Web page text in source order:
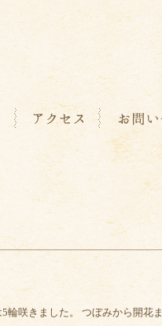
輪咲きました。 つぼみから開花ま